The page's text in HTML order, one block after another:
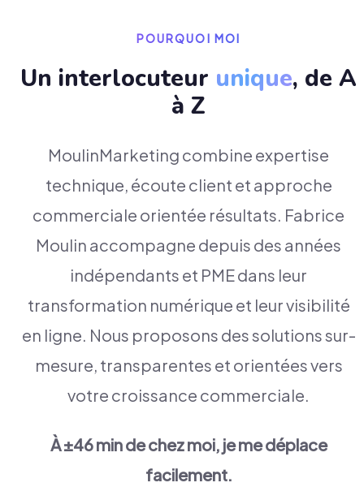
POURQUOI MOI
Un interlocuteur unique, de A
à Z
MoulinMarketing combine expertise
technique, écoute client et approche
commerciale orientée résultats. Fabrice
Moulin accompagne depuis des années
indépendants et PME dans leur
transformation numérique et leur visibilité
en ligne. Nous proposons des solutions sur-
mesure, transparentes et orientées vers
votre croissance commerciale.
À ±46 min de chez moi, je me déplace
facilement.